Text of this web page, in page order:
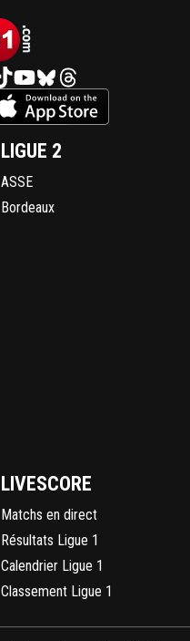
LIGUE 2
ASSE
Bordeaux
LIVESCORE
Matchs en direct
Résultats Ligue 1
Calendrier Ligue 1
Classement Ligue 1